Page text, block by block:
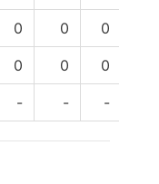
0 0 0
0 0 0
- - -